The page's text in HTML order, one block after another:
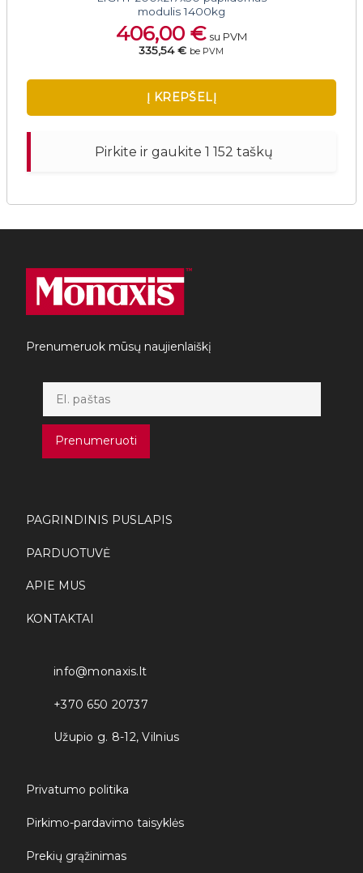
modulis 1400kg
406,00 € su PVM
335,54 € be PVM
Į KREPŠELĮ
Pirkite ir gaukite 1 152 taškų
Prenumeruok mūsų naujienlaiškį
Prenumeruoti
PAGRINDINIS PUSLAPIS
PARDUOTUVĖ
APIE MUS
KONTAKTAI
info@monaxis.lt
+370 650 20737
Užupio g. 8-12, Vilnius
Privatumo politika
Pirkimo-pardavimo taisyklės
Prekių grąžinimas